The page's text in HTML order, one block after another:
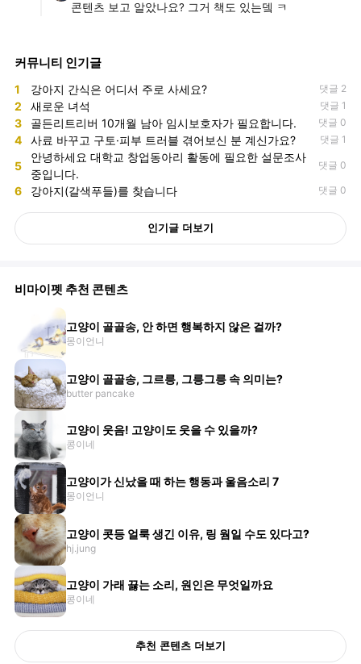
콘텐츠 보고 알았나요? 그거 책도 있는뎈 ㅋ
커뮤니티 인기글
1 강아지 간식은 어디서 주로 사세요? 댓글 2
2 새로운 녀석 댓글 1
3 골든리트리버 10개월 남아 임시보호자가 필요합니다. 댓글 0
4 사료 바꾸고 구토·피부 트러블 겪어보신 분 계신가요? 댓글 1
5
안녕하세요 대학교 창업동아리 활동에 필요한 설문조사
중입니다.
댓글 0
6 강아지(갈색푸들)를 찾습니다 댓글 0
인기글 더보기
비마이펫 추천 콘텐츠
고양이 골골송, 안 하면 행복하지 않은 걸까?
몽이언니
고양이 골골송, 그르릉, 그릉그릉 속 의미는?
butter pancake
고양이 웃음! 고양이도 웃을 수 있을까?
콩이네
고양이가 신났을 때 하는 행동과 울음소리 7
몽이언니
고양이 콧등 얼룩 생긴 이유, 링 웜일 수도 있다고?
hj.jung
고양이 가래 끓는 소리, 원인은 무엇일까요
콩이네
추천 콘텐츠 더보기